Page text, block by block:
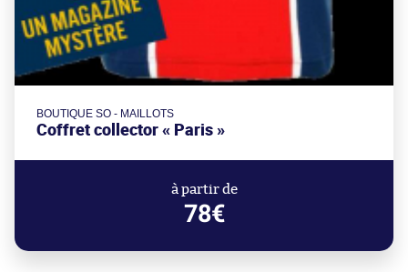
BOUTIQUE SO - MAILLOTS
Coffret collector « Paris »
à partir de
78€